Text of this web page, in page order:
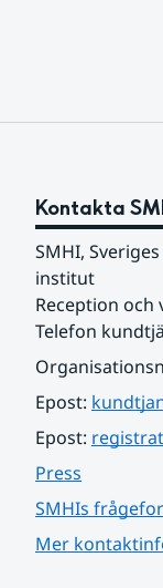
Kontakta
SMHI,
institut
Reception och
Telefon
Epost:
Epost:
Press
SMHIs
Mer